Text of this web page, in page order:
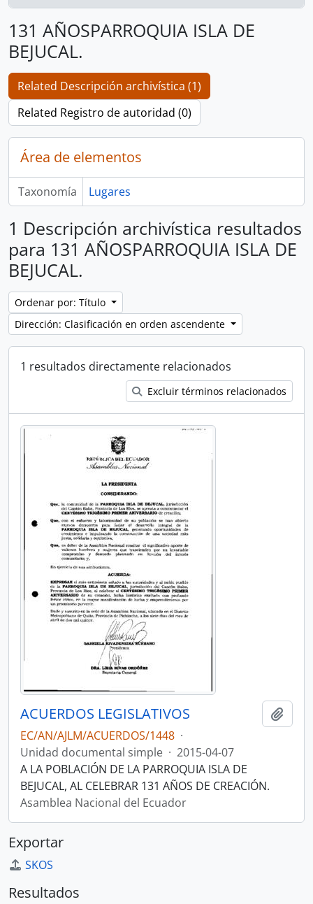
131 AÑOSPARROQUIA ISLA DE
BEJUCAL.
Related Descripción archivística (1)
Related Registro de autoridad (0)
Área de elementos
Taxonomía Lugares
1 Descripción archivística resultados
para 131 AÑOSPARROQUIA ISLA DE
BEJUCAL.
Ordenar por: Título
Dirección: Clasificación en orden ascendente
1 resultados directamente relacionados
Excluir términos relacionados
ACUERDOS LEGISLATIVOS
EC/AN/AJLM/ACUERDOS/1448 ·
Unidad documental simple · 2015-04-07
A LA POBLACIÓN DE LA PARROQUIA ISLA DE
BEJUCAL, AL CELEBRAR 131 AÑOS DE CREACIÓN.
Asamblea Nacional del Ecuador
Exportar
SKOS
Resultados